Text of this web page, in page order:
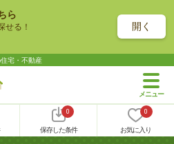
ら
せる！ 開く
宅・不動産
0
保存した条件
0
お気に入り